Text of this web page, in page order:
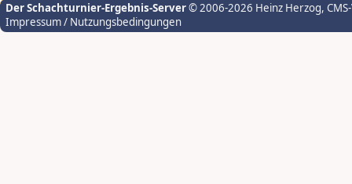
Der Schachturnier-Ergebnis-Server© 2006-2026 Heinz Herzog,
Impressum / Nutzungsbedingungen